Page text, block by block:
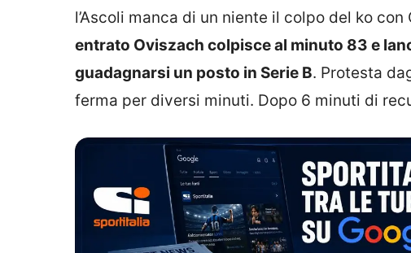
l’Ascoli manca di un niente il colpo del ko
entrato Oviszach colpisce al minuto 83 e
guadagnarsi un posto in Serie B. Protesta
ferma per diversi minuti. Dopo 6 minuti di